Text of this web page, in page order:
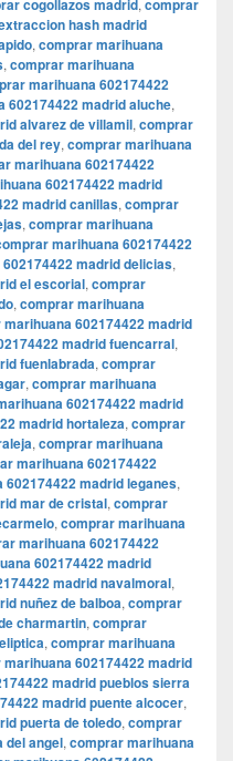
cogollazos madrid, comprar
hash madrid
, comprar marihuana
, comprar marihuana
marihuana 602174422
602174422 madrid aluche,
alvarez de villamil, comprar
del rey, comprar marihuana
marihuana 602174422
602174422 madrid
madrid canillas, comprar
, comprar marihuana
marihuana 602174422
madrid delicias,
el escorial, comprar
, comprar marihuana
602174422 madrid
madrid fuencarral,
fuenlabrada, comprar
, comprar marihuana
602174422 madrid
madrid hortaleza, comprar
, comprar marihuana
marihuana 602174422
madrid leganes,
mar de cristal, comprar
, comprar marihuana
marihuana 602174422
602174422 madrid
madrid navalmoral,
nuñez de balboa, comprar
charmartin, comprar
, comprar marihuana
602174422 madrid
madrid pueblos sierra
madrid puente alcocer,
puerta de toledo, comprar
del angel, comprar marihuana